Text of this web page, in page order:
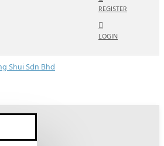
REGISTER
LOGIN